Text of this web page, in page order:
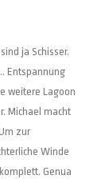
ja Schisser.
Entspannung
weitere Lagoon
Michael macht
zur
Winde
Genua